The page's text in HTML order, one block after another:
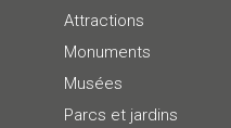
Attractions
Monuments
Musées
Parcs et jardins